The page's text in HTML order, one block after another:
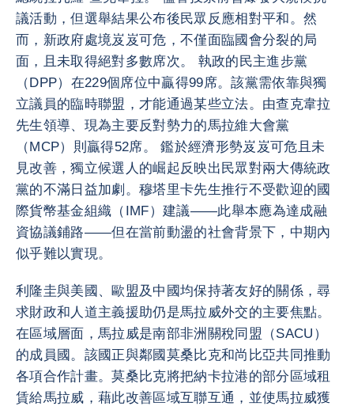
議活動，但選舉結果公布後民眾反應相對平和。然
而，新政府處境岌岌可危，不僅面臨國會分裂的局
面，且未取得絕對多數席次。 執政的民主進步黨
（DPP）在229個席位中贏得99席。該黨需依靠與獨
立議員的臨時聯盟，才能通過某些立法。由查克韋拉
先生領導、現為主要反對勢力的馬拉維大會黨
（MCP）則贏得52席。 鑑於經濟形勢岌岌可危且未
見改善，獨立候選人的崛起反映出民眾對兩大傳統政
黨的不滿日益加劇。穆塔里卡先生推行不受歡迎的國
際貨幣基金組織（IMF）建議——此舉本應為達成融
資協議鋪路——但在當前動盪的社會背景下，中期內
似乎難以實現。
利隆圭與美國、歐盟及中國均保持著友好的關係，尋
求財政和人道主義援助仍是馬拉威外交的主要焦點。
在區域層面，馬拉威是南部非洲關稅同盟（SACU）
的成員國。該國正與鄰國莫桑比克和尚比亞共同推動
各項合作計畫。莫桑比克將把納卡拉港的部分區域租
賃給馬拉威，藉此改善區域互聯互通，並使馬拉威獲